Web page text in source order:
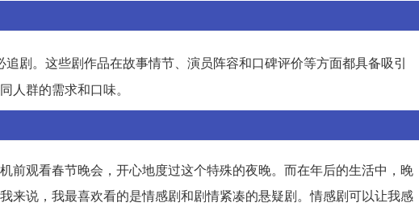
剧。这些剧作品在故事情节、演员阵容和口碑评价等方面都具备吸引
人群的需求和口味。
前观看春节晚会，开心地度过这个特殊的夜晚。而在年后的生活中，晚
来说，我最喜欢看的是情感剧和剧情紧凑的悬疑剧。情感剧可以让我感